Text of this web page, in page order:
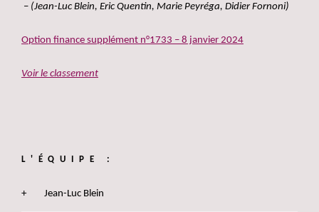
– (Jean-Luc Blein, Eric Quentin, Marie Peyréga, Didier Fornoni)
Option finance supplément n°1733 – 8 janvier 2024
Voir le classement
L'ÉQUIPE :
Jean-Luc Blein